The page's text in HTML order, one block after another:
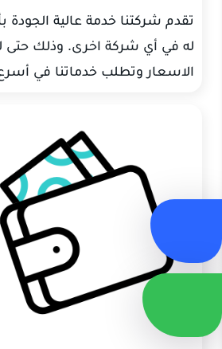
تقدم شركتنا خدمة عالية الجودة
له في أي شركة اخرى. وذلك حتى
الاسعار وتطلب خدماتنا في